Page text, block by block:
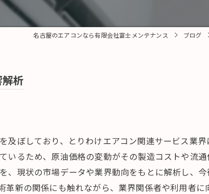
名古屋のエアコンなら有限会社富士メンテナンス ブログ
析
ぼしており、とりわけエアコン関連サービス業
るため、原油価格の変動がその製造コストや流通
、現状の市場データや業界動向をもとに解析し、
新の関係にも触れながら、業界関係者や利用者